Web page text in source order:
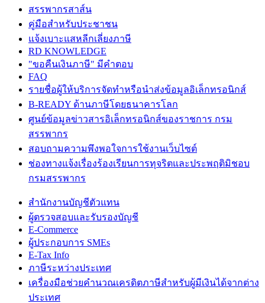
สรรพากรสาส์น
คู่มือสำหรับประชาชน
แจ้งเบาะแสหลีกเลี่ยงภาษี
RD KNOWLEDGE
"ขอคืนเงินภาษี" มีคำตอบ
FAQ
รายชื่อผู้ให้บริการจัดทำหรือนำส่งข้อมูลอิเล็กทรอนิกส์
B-READY ด้านภาษีโดยธนาคารโลก
ศูนย์ข้อมูลข่าวสารอิเล็กทรอนิกส์ของราชการ กรม
สรรพากร
สอบถามความพึงพอใจการใช้งานเว็บไซต์
ช่องทางแจ้งเรื่องร้องเรียนการทุจริตและประพฤติมิชอบ
กรมสรรพากร
สำนักงานบัญชีตัวแทน
ผู้ตรวจสอบและรับรองบัญชี
E-Commerce
ผู้ประกอบการ SMEs
E-Tax Info
ภาษีระหว่างประเทศ
เครื่องมือช่วยคำนวณเครดิตภาษีสำหรับผู้มีเงินได้จากต่าง
ประเทศ